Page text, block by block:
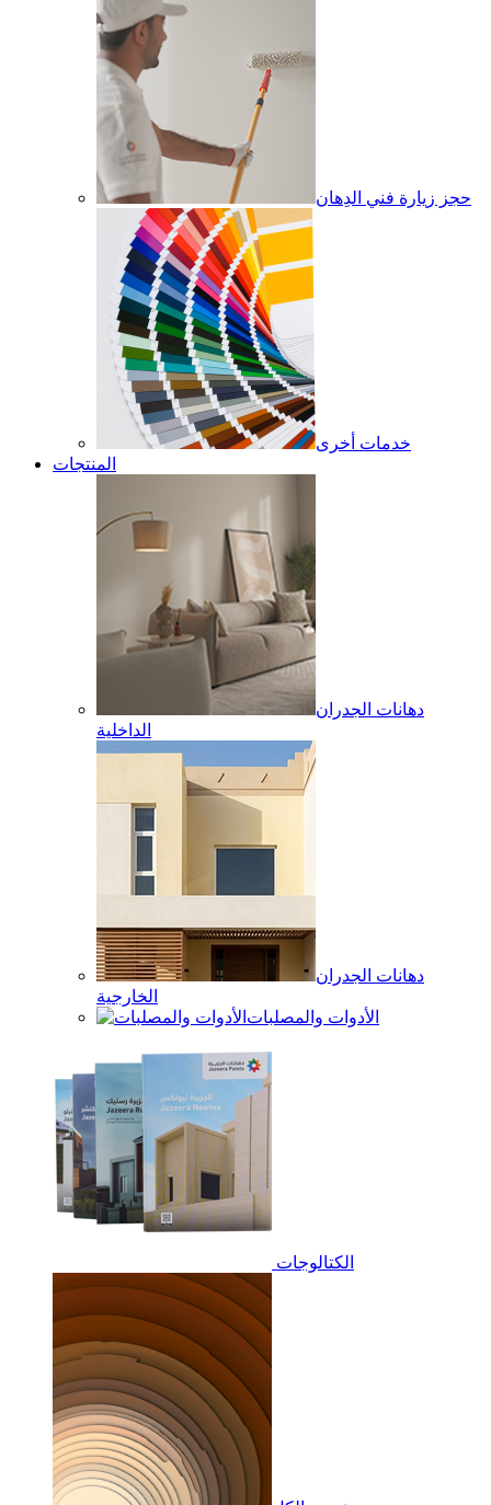
حجز زيارة فني الدِهان
خدمات أخرى
المنتجات
دهانات الجدران
الداخلية
دهانات الجدران
الخارجية
الأدوات والمصلبات
الكتالوجات